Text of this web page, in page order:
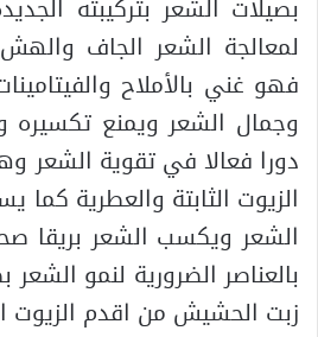
بصيلات الشعر بتركيبته
لمعالجة الشعر الجاف
فهو غني بالأملاح
وجمال الشعر ويمنع
دورا فعالا في تقوية الشعر
الزيوت الثابتة والعطرية
الشعر ويكسب الشعر بريقا
بالعناصر الضرورية لنمو
زبت الحشيش من اقدم الزيوت